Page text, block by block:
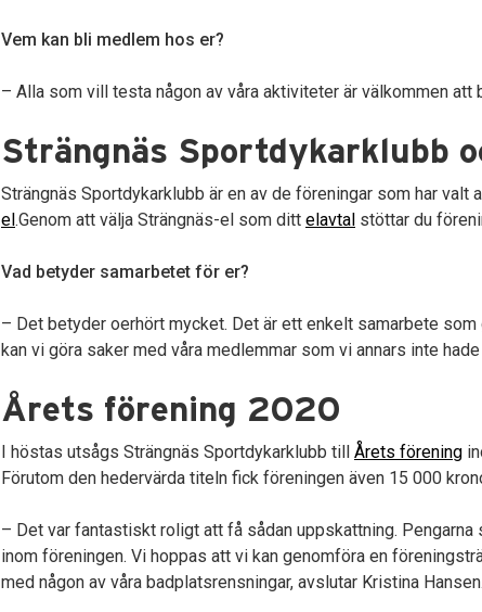
Vem kan bli medlem hos er?
– Alla som vill testa någon av våra aktiviteter är välkommen att
Strängnäs Sportdykarklubb
Strängnäs Sportdykarklubb är en av de föreningar som har valt
el .Genom att välja Strängnäs-el som ditt elavtal stöttar du
Vad betyder samarbetet för er?
– Det betyder oerhört mycket. Det är ett enkelt samarbete
kan vi göra saker med våra medlemmar som vi annars inte
Årets förening 2020
I höstas utsågs Strängnäs Sportdykarklubb till Årets förening
Förutom den hedervärda titeln fick föreningen även 15 000
– Det var fantastiskt roligt att få sådan uppskattning.
inom föreningen. Vi hoppas att vi kan genomföra en
med någon av våra badplatsrensningar, avslutar Kristina Hansen.